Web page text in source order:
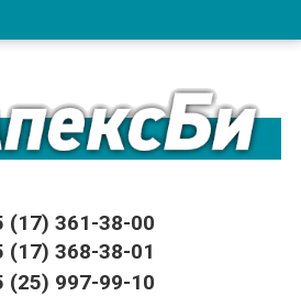
(17) 361-38-00
(17) 368-38-01
(25) 997-99-10